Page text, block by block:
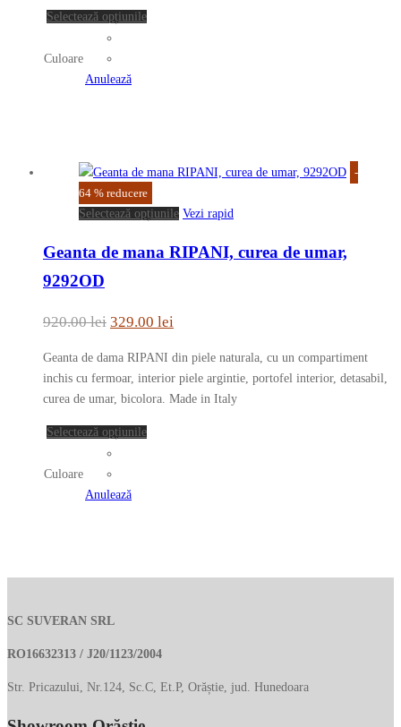
Selectează opțiunileAcest
fi
alese
în
produsului.
Culoare
Anulează
-
64 % reducere
Selectează opțiunile Acest
are
pot
fi
alese
Vezi rapid
Geanta de mana RIPANI, curea de umar,
9292OD
920.00lei Prețul
fost:
329.00 lei
este:
329.00 lei.
Geanta de dama RIPANI din piele naturala, cu un compartiment
inchis cu fermoar, interior piele argintie, portofel interior, detasabil,
curea de umar, bicolora. Made in Italy
Selectează opțiunileAcest
pot
pagina
Culoare
Anulează
SC SUVERAN SRL
RO16632313 / J20/1123/2004
Str. Pricazului, Nr.124, Sc.C, Et.P, Orăștie, jud. Hunedoara